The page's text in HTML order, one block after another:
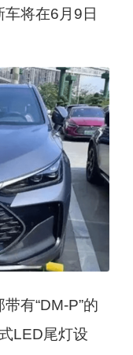
将在6月9日
有“DM-P”的
LED尾灯设